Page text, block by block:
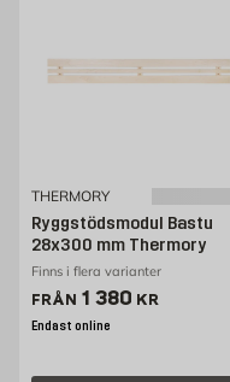
THERMORY
Ryggstödsmodul Bastu
28x300 mm Thermory
Finns i flera varianter
FRÅN Pris 1380 kr
1 380 KR
Endast online